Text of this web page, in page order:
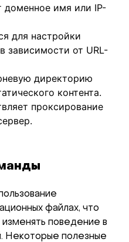
доменное имя или IP-
для настройки
зависимости от URL-
директорию
контента.
проксирование
файлах, что
поведение в
Некоторые полезные